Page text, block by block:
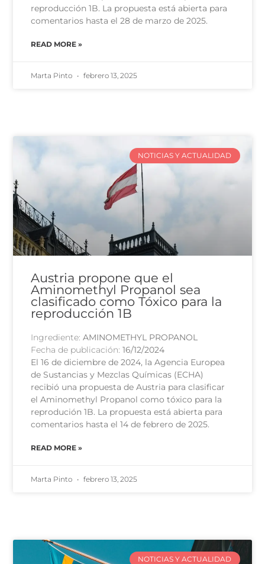
reproducción 1B. La propuesta está abierta para
comentarios hasta el 28 de marzo de 2025.
READ MORE »
Marta Pinto febrero 13, 2025
NOTICIAS Y ACTUALIDAD
Austria propone que el
Aminomethyl Propanol sea
clasificado como Tóxico para la
reproducción 1B
Ingrediente:AMINOMETHYL PROPANOL
Fecha de publicación:16/12/2024
El 16 de diciembre de 2024, la Agencia Europea
de Sustancias y Mezclas Químicas (ECHA)
recibió una propuesta de Austria para clasificar
el Aminomethyl Propanol como tóxico para la
reprodución 1B. La propuesta está abierta para
comentarios hasta el 14 de febrero de 2025.
READ MORE »
Marta Pinto febrero 13, 2025
NOTICIAS Y ACTUALIDAD